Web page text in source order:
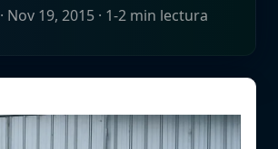
· Nov 19, 2015 · 1-2 min lectura